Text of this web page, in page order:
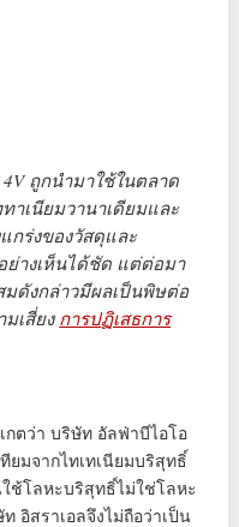
ถูกนำมาใช้ในตลาด
าเนียมวานาเดียมและ
กร่งของวัสดุและ
ย่างเห็นได้ชัด แต่ต่อมา
ดังกล่าวมีผลเป็นพิษต่อ
เสี่ยง การปฏิเสธการ
กตว่า บริษัท อัลฟ่าบีไอโอ
ยมจากไทเทเนียมบริสุทธิ์
ช้โลหะบริสุทธิ์ไม่ใช่โลหะ
อิสราเอลจึงไม่ถือว่าเป็น